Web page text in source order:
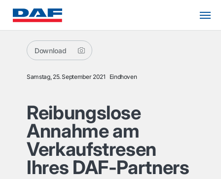
Download
Samstag, 25. September 2021 Eindhoven
Reibungslose
Annahme am
Verkaufstresen
Ihres DAF-Partners